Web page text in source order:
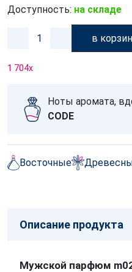
Доступность: на складе
в
1 704x
Ноты аромата,
CODE
Восточные
Описание продукта
Мужской парфюм